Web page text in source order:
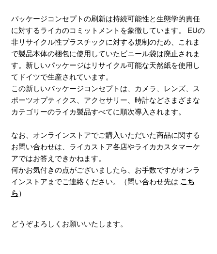
パッケージコンセプトの刷新は持続可能性と生態学的責任
に対するライカのコミットメントを象徴しています。 EUの
非リサイクル性プラスチックに対する規制のため、これま
で製品本体の梱包に使用していたビニール袋は廃止されま
す。新しいパッケージはリサイクル可能な天然紙を使用し
てドイツで生産されています。
この新しいパッケージコンセプトは、カメラ、レンズ、ス
ポーツオプティクス、アクセサリー、時計などさまざまな
カテゴリーのライカ製品すべてに順次導入されます。
なお、オンラインストアでご購入いただいた商品に関する
お問い合わせは、ライカストア各店やライカカスタマーケ
アではお答えできかねます。
何かお気付きの点がございましたら、お手数ですがオンラ
インストアまでご連絡ください。（問い合わせ先は こち
ら）
どうぞよろしくお願いいたします。